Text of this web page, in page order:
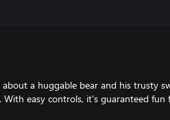
a huggable bear and his trusty
easy controls, it's guaranteed fun